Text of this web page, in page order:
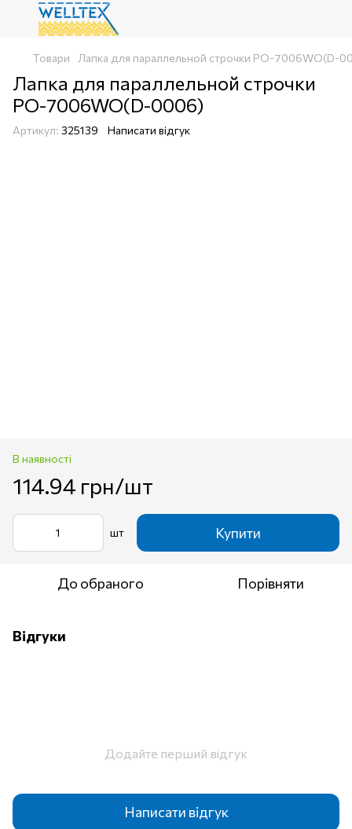
Товари Лапка для параллельной строчки PO-7006WO(D-
Лапка для параллельной строчки
PO-7006WO(D-0006)
Артикул: 325139 Написати відгук
В наявності
114.94 грн/шт
шт Купити
До обраного Порівняти
Відгуки
Додайте перший відгук
Написати відгук